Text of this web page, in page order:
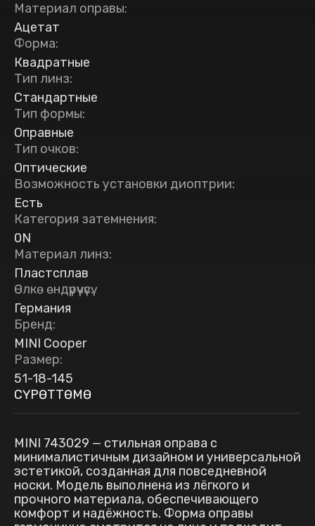
Материал оправы:
Ацетат
Форма:
Квадратные
Тип линз:
Стандартные
Тип формы:
Оправные
Тип очков:
Оптические
Возможность установки диоптрии:
Есть
Категория затемнения:
0N
Материал линз:
Пластсплав
Өлкө өндүрүүчүсү:
Германия
Бренд:
MINI Cooper
Размер:
51-18-145
СҮРӨТТӨМӨ
MINI 743029 — стильная оправа с
минималистичным дизайном и универсальной
эстетикой, созданная для повседневной
носки. Модель выполнена из лёгкого и
прочного материала, обеспечивающего
комфорт и надёжность. Форма оправы